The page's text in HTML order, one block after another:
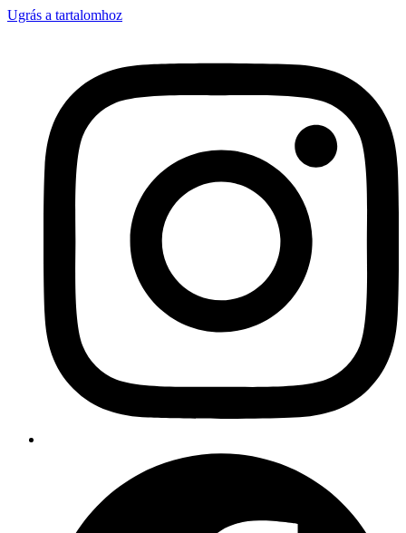
Ugrás a tartalomhoz